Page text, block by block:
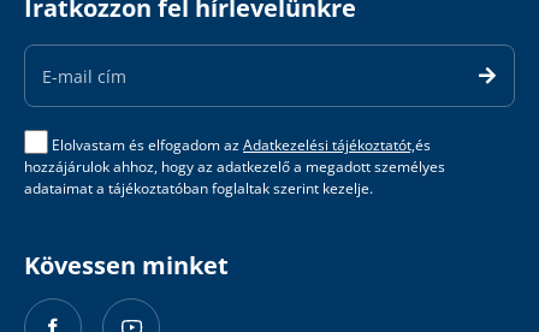
Iratkozzon fel hírlevelünkre
Email
Address
Elolvastam és elfogadom azAdatkezelési tájékoztatót,és
hozzájárulok ahhoz, hogy az adatkezelő a megadott személyes
adataimat a tájékoztatóban foglaltak szerint kezelje.
Kövessen minket